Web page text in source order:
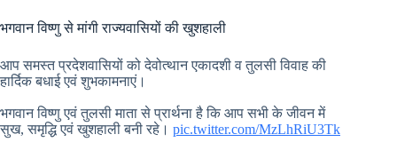
भगवान विष्णु से मांगी राज्यवासियों की खुशहाली
आप समस्त प्रदेशवासियों को देवोत्थान एकादशी व तुलसी विवाह की
हार्दिक बधाई एवं शुभकामनाएं।
भगवान विष्णु एवं तुलसी माता से प्रार्थना है कि आप सभी के जीवन में
सुख, समृद्धि एवं खुशहाली बनी रहे। pic.twitter.com/MzLhRiU3Tk